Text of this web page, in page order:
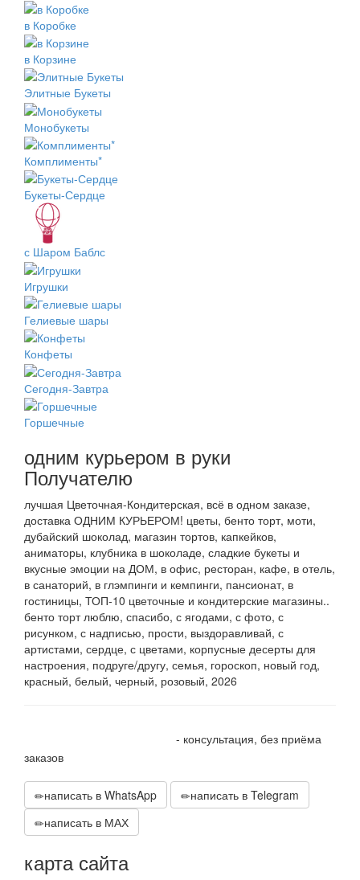
в Коробке
в Корзине
Элитные Букеты
Монобукеты
Комплименты*
Букеты-Сердце
с Шаром Баблс
Игрушки
Гелиевые шары
Конфеты
Сегодня-Завтра
Горшечные
одним курьером в руки
Получателю
лучшая Цветочная-Кондитерская, всё в одном заказе,
доставка ОДНИМ КУРЬЕРОМ! цветы, бенто торт, моти,
дубайский шоколад, магазин тортов, капкейков,
аниматоры, клубника в шоколаде, сладкие букеты и
вкусные эмоции на ДОМ, в офис, ресторан, кафе, в отель,
в санаторий, в глэмпинги и кемпинги, пансионат, в
гостиницы, ТОП-10 цветочные и кондитерские магазины..
бенто торт люблю, спасибо, с ягодами, с фото, с
рисунком, с надписью, прости, выздоравливай, с
артистами, сердце, с цветами, корпусные десерты для
настроения, подруге/другу, семья, гороскоп, новый год,
красный, белый, черный, розовый, 2026
- консультация, без приёма
заказов
написать в WhatsApp
написать в Telegram
написать в МАХ
карта сайта